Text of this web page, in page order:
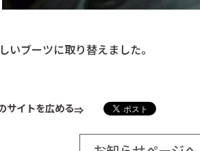
いブーツに取り替えました。
サイトを広める